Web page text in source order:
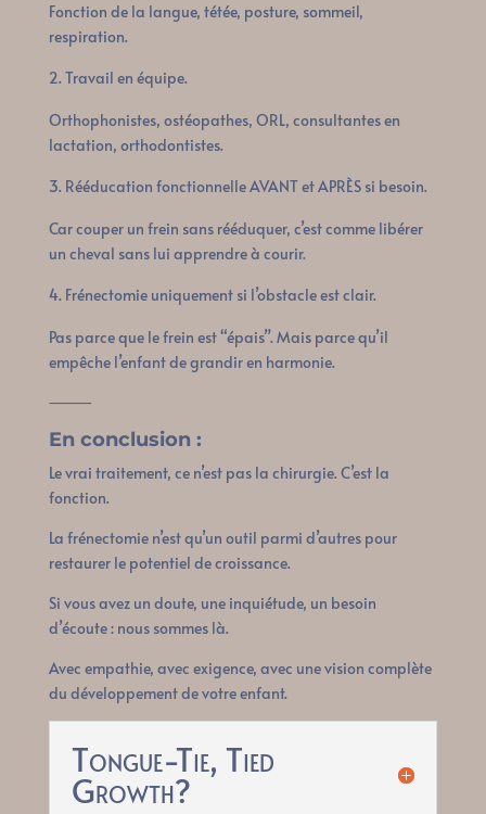
Fonction de la langue, tétée, posture, sommeil,
respiration.
Travail en équipe.
Orthophonistes, ostéopathes, ORL, consultantes en
lactation, orthodontistes.
Rééducation fonctionnelle AVANT et APRÈS si besoin.
Car couper un frein sans rééduquer, c’est comme libérer
un cheval sans lui apprendre à courir.
Frénectomie uniquement si l’obstacle est clair.
Pas parce que le frein est “épais”. Mais parce qu’il
empêche l’enfant de grandir en harmonie.
⸻
En conclusion :
Le vrai traitement, ce n’est pas la chirurgie. C’est la
fonction.
La frénectomie n’est qu’un outil parmi d’autres pour
restaurer le potentiel de croissance.
Si vous avez un doute, une inquiétude, un besoin
d’écoute : nous sommes là.
Avec empathie, avec exigence, avec une vision complète
du développement de votre enfant.
Tongue-Tie, Tied
Growth?